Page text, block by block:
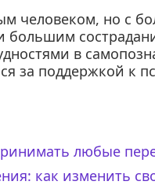
человеком, но с
в
за поддержкой к
любые
как изменить